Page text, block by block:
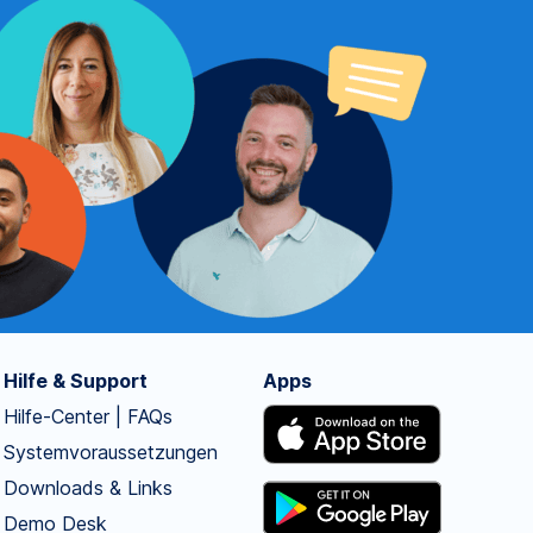
Hilfe & Support
Hilfe-Center | FAQs
Systemvoraussetzungen
Downloads & Links
Demo Desk
Apps